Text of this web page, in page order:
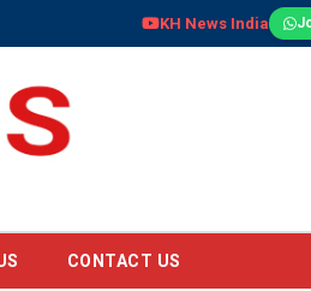
KH News India
CONTACT US